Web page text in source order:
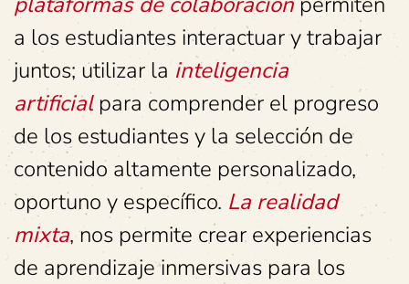
a los estudiantes interactuar y trabajar
juntos; utilizar la inteligencia
artificialpara comprender el progreso
de los estudiantes y la selección de
contenido altamente personalizado,
oportuno y específico. La realidad
mixta, nos permite crear experiencias
de aprendizaje inmersivas para los